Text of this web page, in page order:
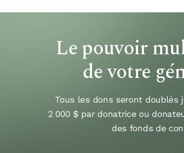
Le pouvoir
de votre
Tous les dons seront doublés
2 000 $ par donatrice ou
des fonds de